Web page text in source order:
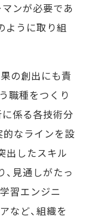
ンが必要であ
ように取り組
の創出にも責
職種をつくり
に係る各技術分
なラインを設
出したスキル
見通しがたっ
習エンジニ
など、組織を